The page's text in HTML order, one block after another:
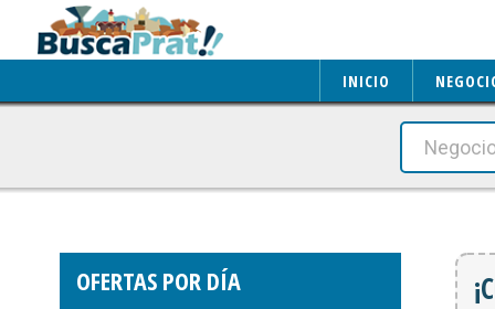
INICIO
OFERTAS POR DÍA